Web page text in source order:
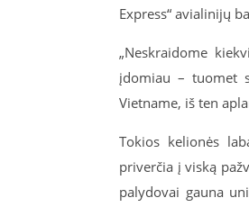
Express“ avialinijų
„Neskraidome
įdomiau – tuomet
Vietname, iš ten
Tokios kelionės
priverčia į viską
palydovai gauna